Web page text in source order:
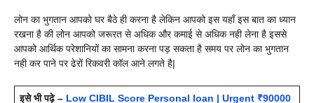
लोन का भुगतान आपको घर बैठे ही करना है लेकिन आपको इस यहाँ इस बात का ध्यान
रखना है की लोन आपको जरूरत से अधिक और कमाई से अधिक नही लेना है इससे
आपको आर्थिक परेशानियों का सामना करना पड़ सकता है समय पर लोन का भुगतान
नही कर पाने पर ढेरों रिकवरी कॉल आने लगते है|
इसे भी पढ़े – Low CIBIL Score Personal loan | Urgent ₹90000